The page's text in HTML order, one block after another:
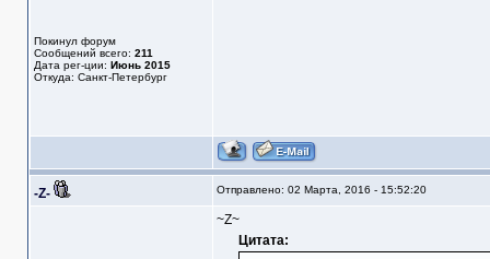
Покинул форум
Сообщений всего: 211
Дата рег-ции: Июнь 2015
Откуда: Санкт-Петербург
-Z- Отправлено: 02 Марта, 2016 - 15:52:20
~Z~
Цитата: